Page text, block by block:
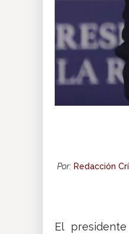
Por: Redacción
El